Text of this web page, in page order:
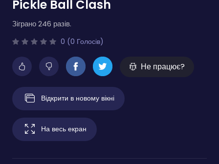
Pickle Ball Clash
Зіграно 246 разів.
0 (0 Голосів)
Не працює?
Відкрити в новому вікні
На весь екран